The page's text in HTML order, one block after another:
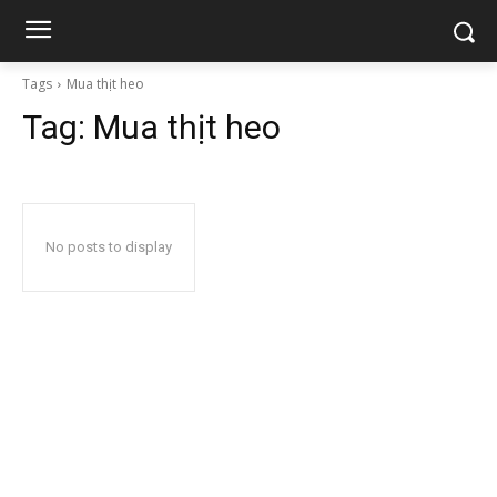
Tags Mua thịt heo
Tag: Mua thịt heo
No posts to display